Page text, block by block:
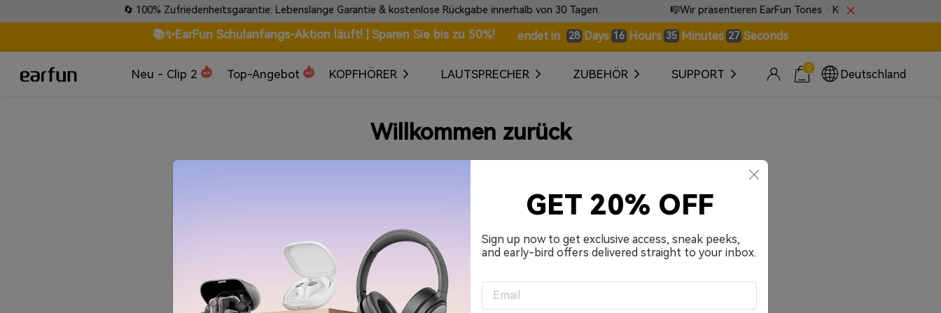
🔄 100% Zufriedenheitsgarantie: Lebenslange Garantie & kostenlose Rückgabe innerhalb von 30 Tagen. 🎼Wir präsentieren EarFun Tones · Klänge, die ohne Worte
📚✨EarFun Schulanfangs-Aktion läuft! | Sparen Sie bis zu 50%! endet in 28 Days 16 Hours 35 Minutes 26 Seconds
Neu - Clip 2 Top-Angebot KOPFHÖRER LAUTSPRECHER ZUBEHÖR SUPPORT 0
Deutschland
Willkommen zurück
An mich erinnern.
GET 20% OFF
Sign up now to get exclusive access, sneak peeks,
and early-bird offers delivered straight to your inbox.